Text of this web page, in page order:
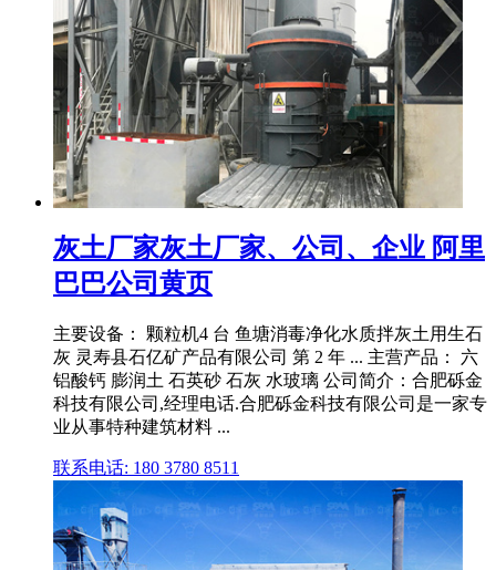
灰土厂家灰土厂家、公司、企业 阿里
巴巴公司黄页
主要设备： 颗粒机4 台 鱼塘消毒净化水质拌灰土用生石
灰 灵寿县石亿矿产品有限公司 第 2 年 ... 主营产品： 六
铝酸钙 膨润土 石英砂 石灰 水玻璃 公司简介：合肥砾金
科技有限公司,经理电话.合肥砾金科技有限公司是一家专
业从事特种建筑材料 ...
联系电话: 180 3780 8511